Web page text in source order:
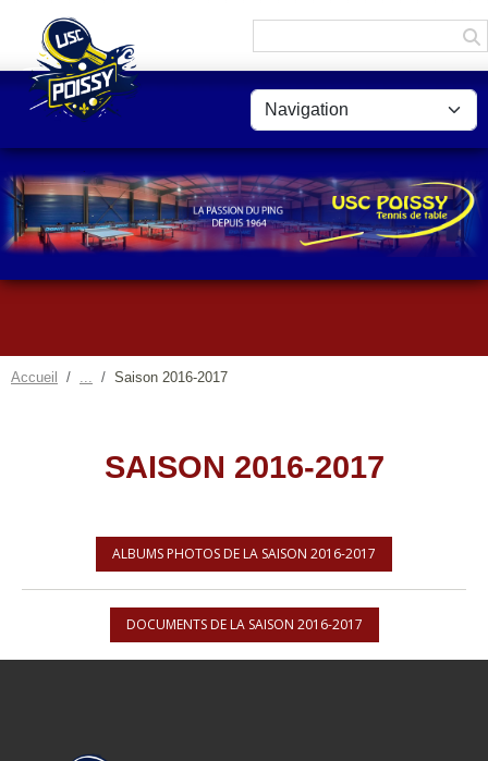
Accueil Saison 2016-2017
SAISON 2016-2017
ALBUMS PHOTOS DE LA SAISON 2016-2017
DOCUMENTS DE LA SAISON 2016-2017